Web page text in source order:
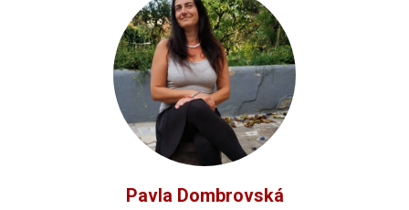
Pavla Dombrovská